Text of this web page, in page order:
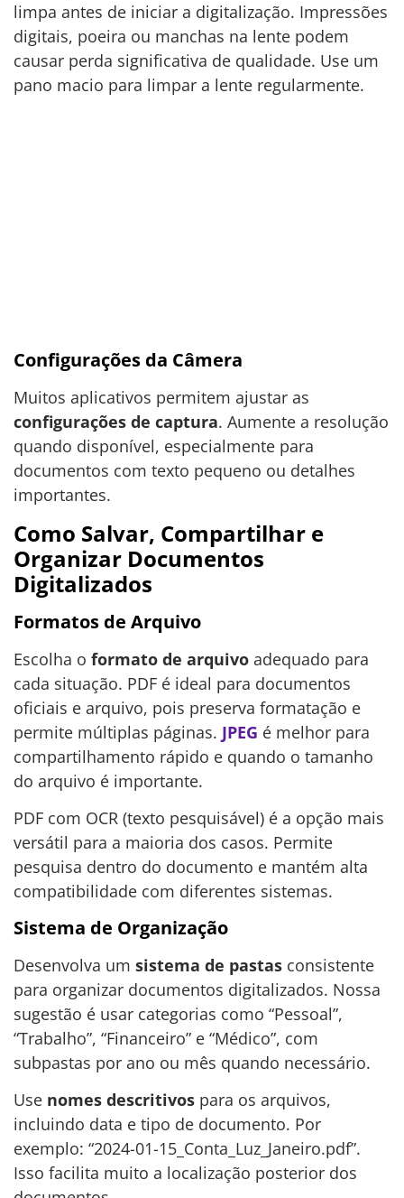
limpa antes de iniciar a digitalização. Impressões
digitais, poeira ou manchas na lente podem
causar perda significativa de qualidade. Use um
pano macio para limpar a lente regularmente.
Configurações da Câmera
Muitos aplicativos permitem ajustar as
configurações de captura. Aumente a resolução
quando disponível, especialmente para
documentos com texto pequeno ou detalhes
importantes.
Como Salvar, Compartilhar e
Organizar Documentos
Digitalizados
Formatos de Arquivo
Escolha o formato de arquivo adequado para
cada situação. PDF é ideal para documentos
oficiais e arquivo, pois preserva formatação e
permite múltiplas páginas. JPEG é melhor para
compartilhamento rápido e quando o tamanho
do arquivo é importante.
PDF com OCR (texto pesquisável) é a opção mais
versátil para a maioria dos casos. Permite
pesquisa dentro do documento e mantém alta
compatibilidade com diferentes sistemas.
Sistema de Organização
Desenvolva um sistema de pastas consistente
para organizar documentos digitalizados. Nossa
sugestão é usar categorias como “Pessoal”,
“Trabalho”, “Financeiro” e “Médico”, com
subpastas por ano ou mês quando necessário.
Use nomes descritivos para os arquivos,
incluindo data e tipo de documento. Por
exemplo: “2024-01-15_Conta_Luz_Janeiro.pdf”.
Isso facilita muito a localização posterior dos